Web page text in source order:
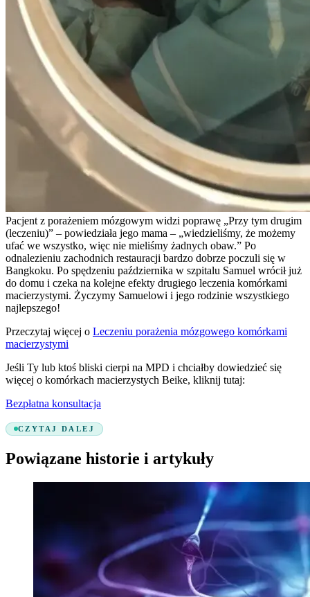
Pacjent z porażeniem mózgowym widzi poprawę „Przy tym drugim
(leczeniu)” – powiedziała jego mama – „wiedzieliśmy, że możemy
ufać we wszystko, więc nie mieliśmy żadnych obaw.” Po
odnalezieniu zachodnich restauracji bardzo dobrze poczuli się w
Bangkoku. Po spędzeniu października w szpitalu Samuel wrócił już
do domu i czeka na kolejne efekty drugiego leczenia komórkami
macierzystymi. Życzymy Samuelowi i jego rodzinie wszystkiego
najlepszego!
Przeczytaj więcej o Leczeniu porażenia mózgowego komórkami
macierzystymi
Jeśli Ty lub ktoś bliski cierpi na MPD i chciałby dowiedzieć się
więcej o komórkach macierzystych Beike, kliknij tutaj:
Bezpłatna konsultacja
CZYTAJ DALEJ
Powiązane historie i artykuły